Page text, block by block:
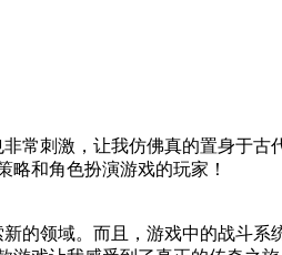
常刺激，让我仿佛真的置身于古
和角色扮演游戏的玩家！
的领域。而且，游戏中的战斗系